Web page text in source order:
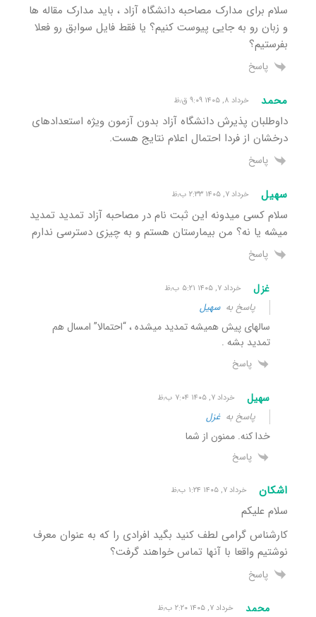
سلام برای مدارک مصاحبه دانشگاه آزاد ، باید مدارک مقاله ها
و زبان رو به جایی پیوست کنیم؟ یا فقط فایل سوابق رو فعلا
بفرستیم؟
پاسخ
محمد خرداد ۸, ۱۴۰۵ ۹:۰۹ ق٫ظ
داوطلبان پذیرش دانشگاه آزاد بدون آزمون ویژه استعدادهای
درخشان از فردا احتمال اعلام نتایج هست.
پاسخ
سهیل خرداد ۷, ۱۴۰۵ ۲:۳۳ ب٫ظ
سلام کسی میدونه این ثبت نام در مصاحبه آزاد تمدید تمدید
میشه یا نه؟ من بیمارستان هستم و به چیزی دسترسی ندارم
پاسخ
غزل خرداد ۷, ۱۴۰۵ ۵:۲۱ ب٫ظ
پاسخ بهسهیل
سالهای پیش همیشه تمدید میشده ، “احتمالا” امسال هم
تمدید بشه .
پاسخ
سهیل خرداد ۷, ۱۴۰۵ ۷:۰۴ ب٫ظ
پاسخ بهغزل
خدا کنه. ممنون از شما
پاسخ
اشکان خرداد ۷, ۱۴۰۵ ۱:۲۴ ب٫ظ
سلام علیکم
کارشناس گرامی لطف کنید بگید افرادی را که به عنوان معرف
نوشتیم واقعا با آنها تماس خواهند گرفت؟
پاسخ
محمد خرداد ۷, ۱۴۰۵ ۲:۲۰ ب٫ظ